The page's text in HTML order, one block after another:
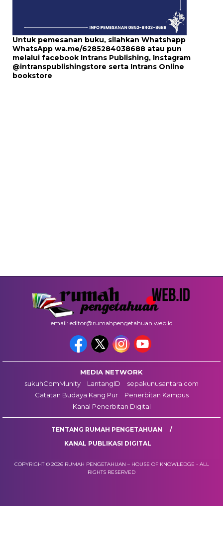
Untuk pemesanan buku, silahkan Whatshapp
WhatsApp wa.me/6285284038688 atau pun
melalui facebook Intrans Publishing, Instagram
@intranspublishingstore serta Intrans Online
bookstore
email: editor@rumahpengetahuan.web.id
MEDIA NETWORK
sukuhComMunity
LantangID
sepakunusantara.com
Catatan Budaya Kang Pur
Penerbitan Kampus
Kanal Penerbitan Digital
TENTANG RUMAH PENGETAHUAN
KANAL PUBLIKASI DIGITAL
COPYRIGHT © 2026 RUMAH PENGETAHUAN – HOUSE OF KNOWLEDGE - ALL
RIGHTS RESERVED